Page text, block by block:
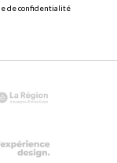
de confidentialité